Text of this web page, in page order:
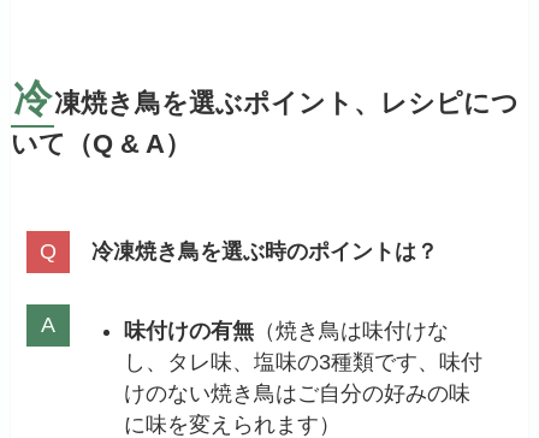
冷凍焼き鳥を選ぶポイント、レシピにつ
いて（Q & A）
冷凍焼き鳥を選ぶ時のポイントは？
味付けの有無 （焼き鳥は味付けな
し、タレ味、塩味の3種類です、味付
けのない焼き鳥はご自分の好みの味
に味を変えられます）